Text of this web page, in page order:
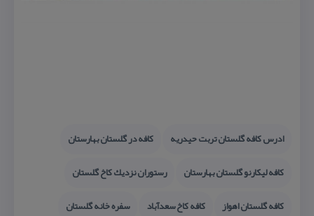
ادرس كافه گلستان تربت حیدریه
كافه در گلستان بهارستان
كافه لیكارنو گلستان بهارستان
رستوران نزدیك كاخ گلستان
كافه گلستان اهواز
كافه كاخ سعدآباد سفره خانه گلستان